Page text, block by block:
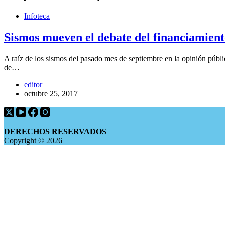
Infoteca
Sismos mueven el debate del
A raíz de los sismos del pasado mes de septiembre en la opinión
de…
editor
octubre 25, 2017
DERECHOS RESERVADOS
Copyright © 2026